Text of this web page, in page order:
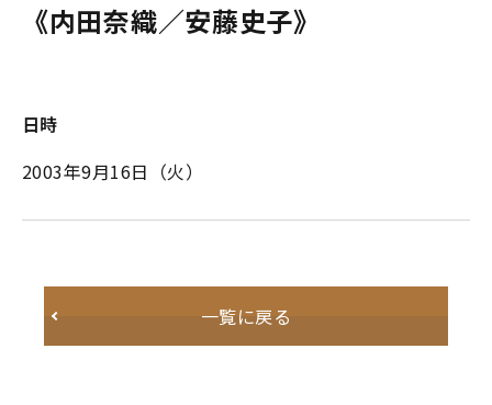
《内田奈織／安藤史子》
日時
2003年9月16日（火）
一覧に戻る